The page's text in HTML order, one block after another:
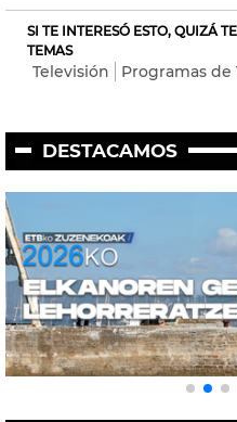
SI TE INTERESÓ ESTO, QUIZÁ
TEMAS
Televisión Programas de
DESTACAMOS